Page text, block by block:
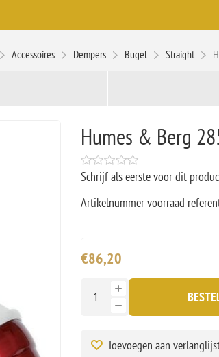
Accessoires Dempers Bugel Straight
Humes & Berg
Schrijf als eerste voor dit
Artikelnummer voorraad
€86,20
Toevoegen aan